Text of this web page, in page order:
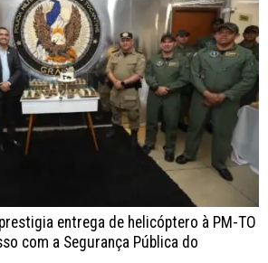
entrega de helicóptero à PM-TO
com a Segurança Pública do